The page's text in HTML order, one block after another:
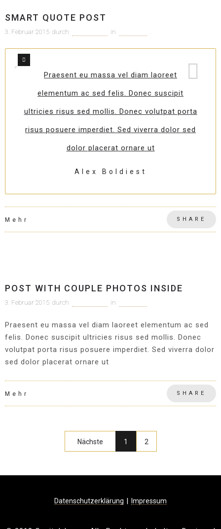
SMART QUOTE POST
3. Februar 2015 durch in
Praesent eu massa vel diam laoreet
elementum ac sed felis. Donec suscipit
ultricies risus sed mollis. Donec volutpat porta
risus posuere imperdiet. Sed viverra dolor sed
dolor placerat ornare ut
Alex Boldiest
1
Mehr SHARE
POST WITH COUPLE PHOTOS INSIDE
3. Februar 2015 durch in
Praesent eu massa vel diam laoreet elementum ac sed
felis. Donec suscipit ultricies risus sed mollis. Donec
volutpat porta risus posuere imperdiet. Sed viverra dolor
sed dolor placerat ornare ut
Mehr SHARE
Nächste 1 2
Datenschutzerklärung | Impressum